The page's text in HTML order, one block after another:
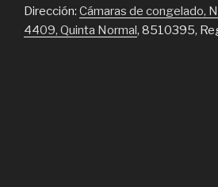
Dirección: Cámaras de congelado,
4409, Quinta Normal, 8510395,